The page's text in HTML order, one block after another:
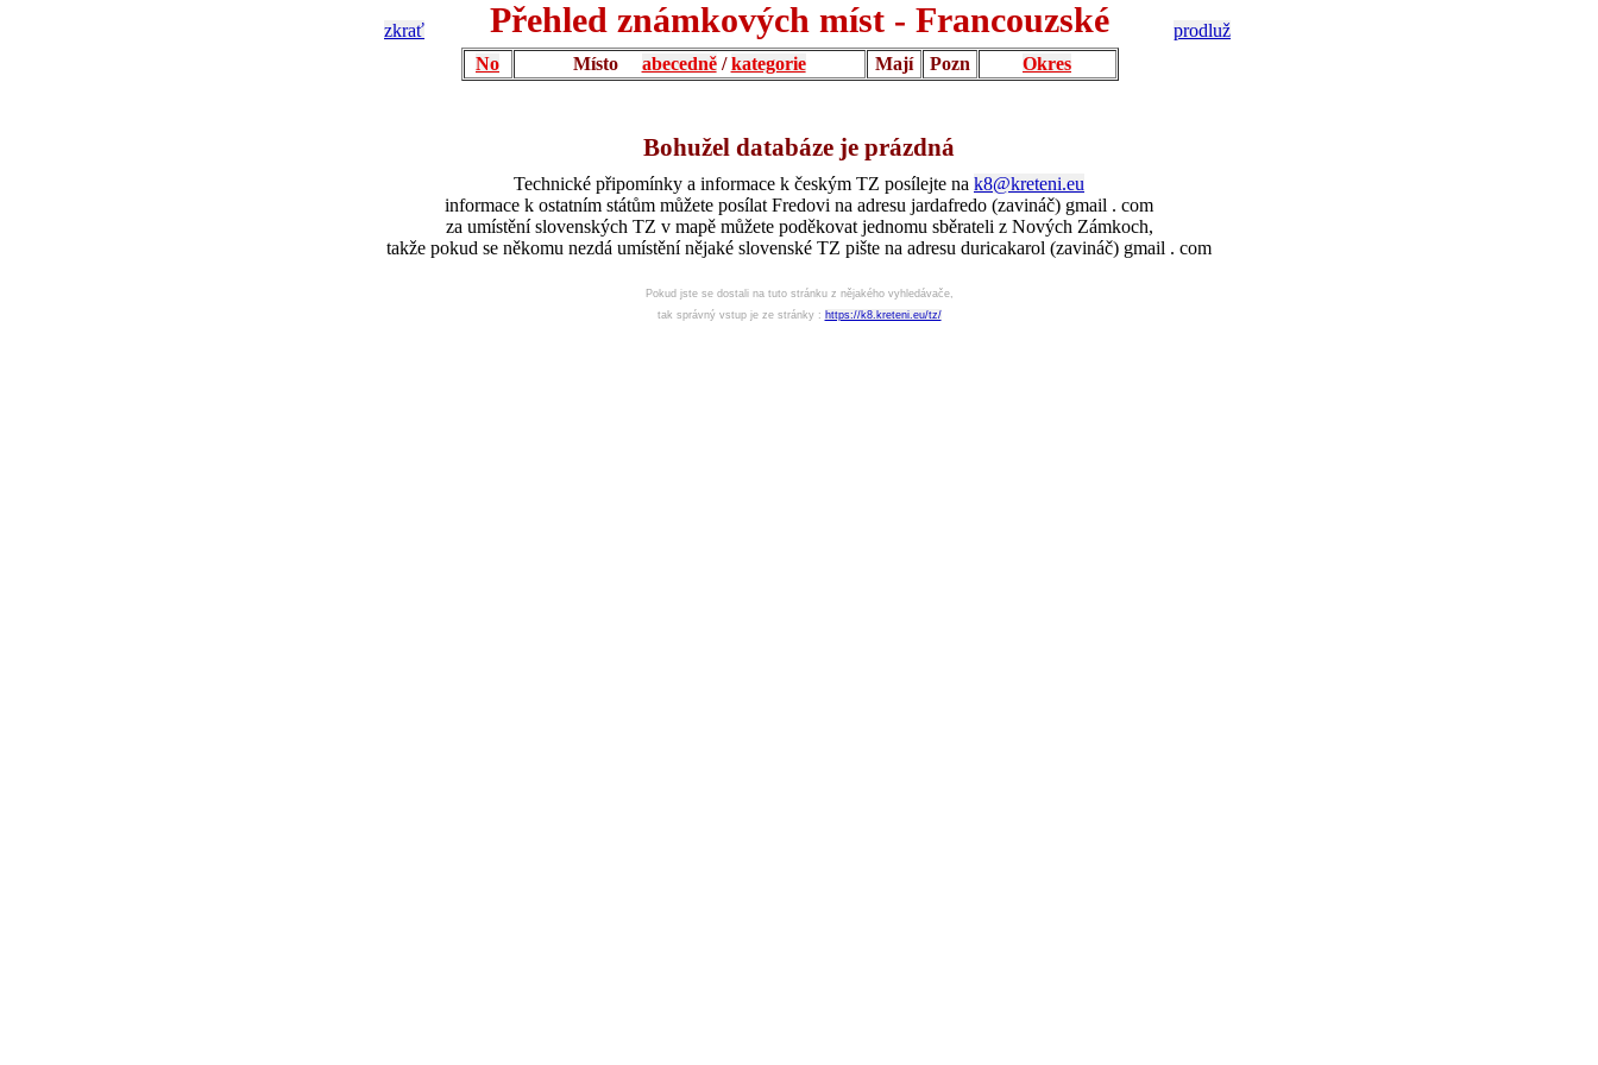
zkrať Přehled známkových míst - Francouzské
prodluž
No
Místo abecedně/kategorie Mají Pozn Okres
Bohužel databáze je prázdná
Technické připomínky a informace k českým TZ posílejte na k8@kreteni.eu
informace k ostatním státům můžete posílat Fredovi na adresu jardafredo (zavináč) gmail . com
za umístění slovenských TZ v mapě můžete poděkovat jednomu sběrateli z Nových Zámkoch,
takže pokud se někomu nezdá umístění nějaké slovenské TZ pište na adresu duricakarol (zavináč) gmail . com
Pokud jste se dostali na tuto stránku z nějakého vyhledávače,
tak správný vstup je ze stránky : https://k8.kreteni.eu/tz/